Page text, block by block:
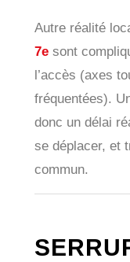
Autre réalité
7esont
l’accès (axes
fréquentées).
donc un délai
se déplacer, et
commun.